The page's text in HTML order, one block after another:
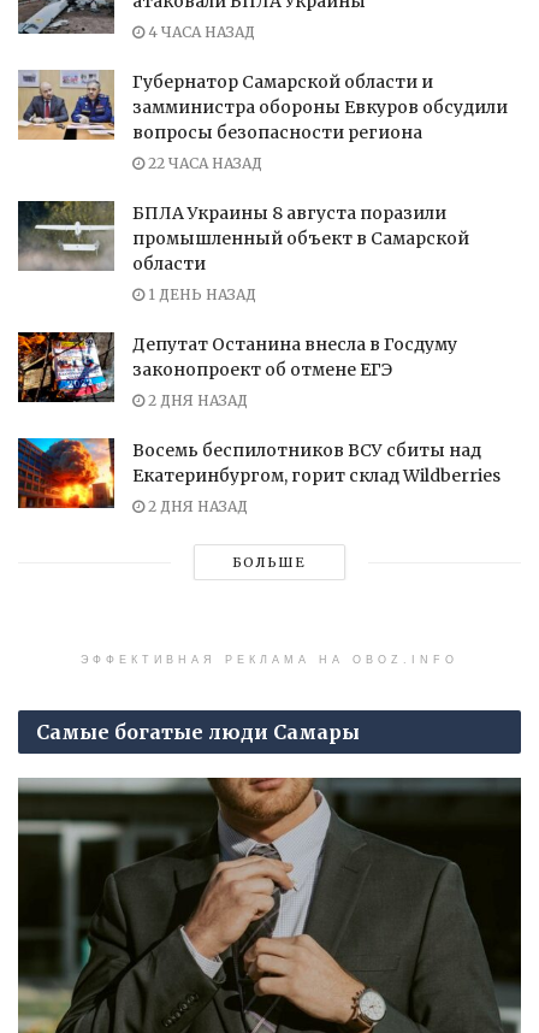
4 ЧАСА НАЗАД
Губернатор Самарской области и
замминистра обороны Евкуров обсудили
вопросы безопасности региона
22 ЧАСА НАЗАД
БПЛА Украины 8 августа поразили
промышленный объект в Самарской
области
1 ДЕНЬ НАЗАД
Депутат Останина внесла в Госдуму
законопроект об отмене ЕГЭ
2 ДНЯ НАЗАД
Восемь беспилотников ВСУ сбиты над
Екатеринбургом, горит склад Wildberries
2 ДНЯ НАЗАД
БОЛЬШЕ
ЭФФЕКТИВНАЯ РЕКЛАМА НА OBOZ.INFO
Самые богатые люди Самары